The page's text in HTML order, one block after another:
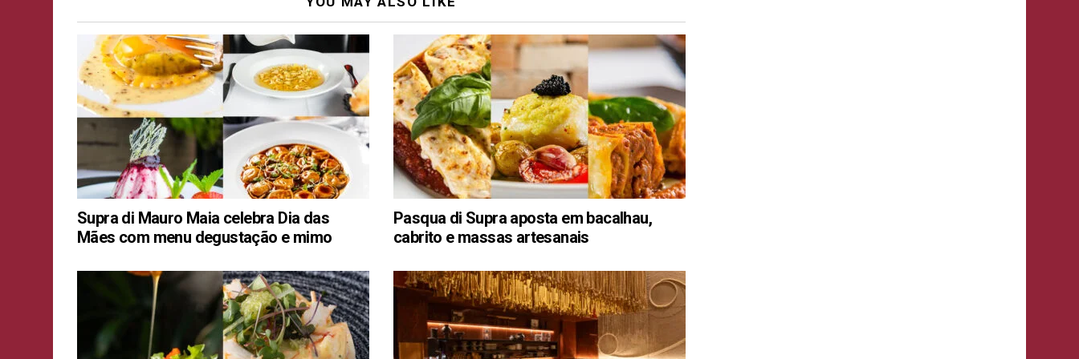
Supra di Mauro Maia celebra Dia das
Mães com menu degustação e mimo
Pasqua di Supra aposta em bacalhau,
cabrito e massas artesanais